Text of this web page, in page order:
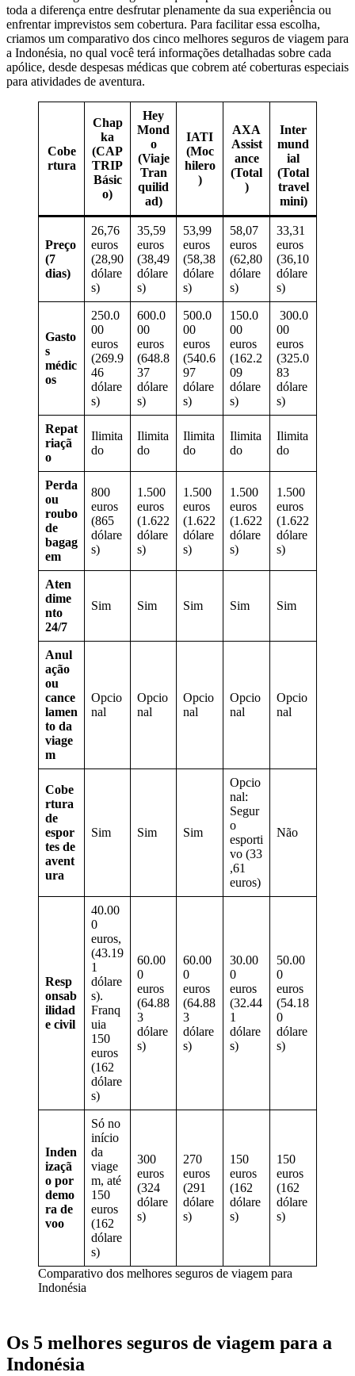
toda a diferença entre desfrutar plenamente da sua experiência ou
enfrentar imprevistos sem cobertura. Para facilitar essa escolha,
criamos um comparativo dos cinco melhores seguros de viagem para
a Indonésia, no qual você terá informações detalhadas sobre cada
apólice, desde despesas médicas que cobrem até coberturas especiais
para atividades de aventura.
Cobe
rtura
Chap
ka
(CAP
TRIP
Básic
o)
Hey
Mond
o
(Viaje
Tran
quilid
ad)
IATI
(Moc
hilero
)
AXA
Assist
ance
(Total
)
Inter
mund
ial
(Total
travel
mini)
Preço
(7
dias)
26,76
euros
(28,90
dólare
s)
35,59
euros
(38,49
dólare
s)
53,99
euros
(58,38
dólare
s)
58,07
euros
(62,80
dólare
s)
33,31
euros
(36,10
dólare
s)
Gasto
s
médic
os
250.0
00
euros
(269.9
46
dólare
s)
600.0
00
euros
(648.8
37
dólare
s)
500.0
00
euros
(540.6
97
dólare
s)
150.0
00
euros
(162.2
09
dólare
s)
300.0
00
euros
(325.0
83
dólare
s)
Repat
riaçã
o
Ilimita
do
Ilimita
do
Ilimita
do
Ilimita
do
Ilimita
do
Perda
ou
roubo
de
bagag
em
800
euros
(865
dólare
s)
1.500
euros
(1.622
dólare
s)
1.500
euros
(1.622
dólare
s)
1.500
euros
(1.622
dólare
s)
1.500
euros
(1.622
dólare
s)
Aten
dime
nto
24/7
Sim Sim Sim Sim Sim
Anul
ação
ou
cance
lamen
to da
viage
m
Opcio
nal
Opcio
nal
Opcio
nal
Opcio
nal
Opcio
nal
Cobe
rtura
de
espor
tes de
avent
ura
Sim Sim Sim
Opcio
nal:
Segur
o
esporti
vo (33
,61
euros)
Não
Resp
onsab
ilidad
e civil
40.00
0
euros,
(43.19
1
dólare
s).
Franq
uia
150
euros
(162
dólare
s)
60.00
0
euros
(64.88
3
dólare
s)
60.00
0
euros
(64.88
3
dólare
s)
30.00
0
euros
(32.44
1
dólare
s)
50.00
0
euros
(54.18
0
dólare
s)
Inden
izaçã
o por
demo
ra de
voo
Só no
início
da
viage
m, até
150
euros
(162
dólare
s)
300
euros
(324
dólare
s)
270
euros
(291
dólare
s)
150
euros
(162
dólare
s)
150
euros
(162
dólare
s)
Comparativo dos melhores seguros de viagem para
Indonésia
Os 5 melhores seguros de viagem para a
Indonésia